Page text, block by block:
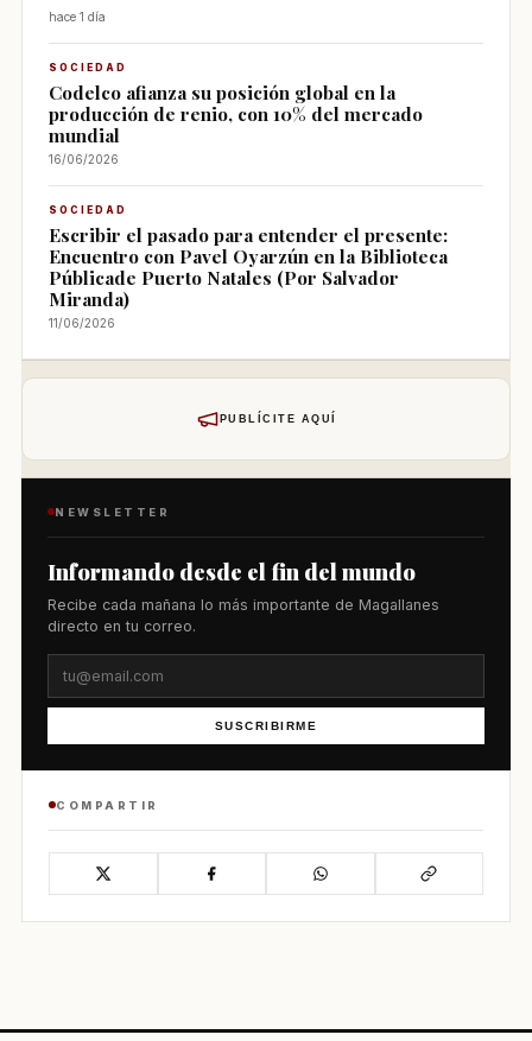
hace 1 día
SOCIEDAD
Codelco afianza su posición global en la
producción de renio, con 10% del mercado
mundial
16/06/2026
SOCIEDAD
Escribir el pasado para entender el presente:
Encuentro con Pavel Oyarzún en la Biblioteca
Públicade Puerto Natales (Por Salvador
Miranda)
11/06/2026
PUBLÍCITE AQUÍ
NEWSLETTER
Informando desde el fin del mundo
Recibe cada mañana lo más importante de Magallanes
directo en tu correo.
SUSCRIBIRME
COMPARTIR